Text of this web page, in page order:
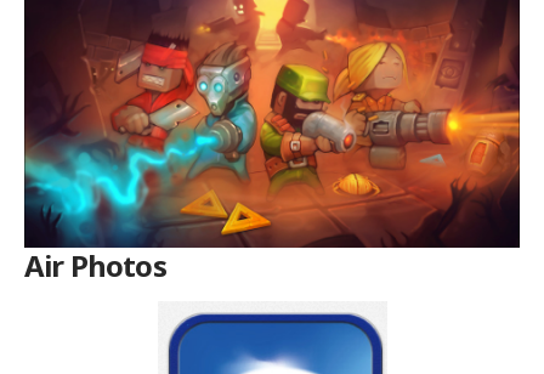
Air Photos